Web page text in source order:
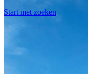
Start met zoeken